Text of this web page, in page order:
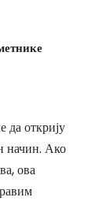
да открију
начин. Ако
ова